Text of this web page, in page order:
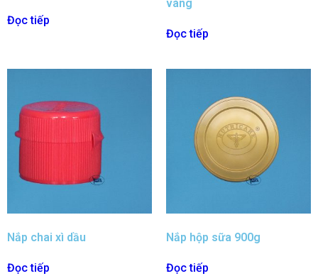
Đọc tiếp
vàng
Đọc tiếp
Nắp chai xì dầu
Đọc tiếp
Nắp hộp sữa 900g
Đọc tiếp